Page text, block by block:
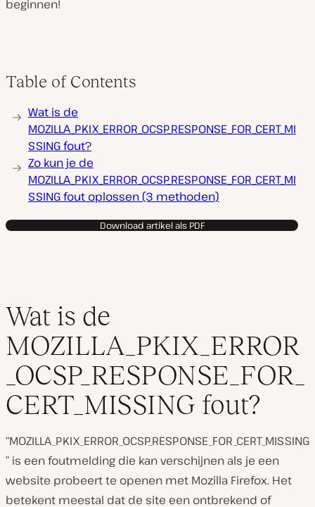
beginnen!
Table of Contents
Wat is de
MOZILLA_PKIX_ERROR_OCSP_RESPONSE_FOR_CERT_MI
SSING fout?
Zo kun je de
MOZILLA_PKIX_ERROR_OCSP_RESPONSE_FOR_CERT_MI
SSING fout oplossen (3 methoden)
Download artikel als PDF
Wat is de
MOZILLA_PKIX_ERROR
_OCSP_RESPONSE_FOR_
CERT_MISSING fout?
“MOZILLA_PKIX_ERROR_OCSP_RESPONSE_FOR_CERT_MISSING
” is een foutmelding die kan verschijnen als je een
website probeert te openen met Mozilla Firefox. Het
betekent meestal dat de site een ontbrekend of